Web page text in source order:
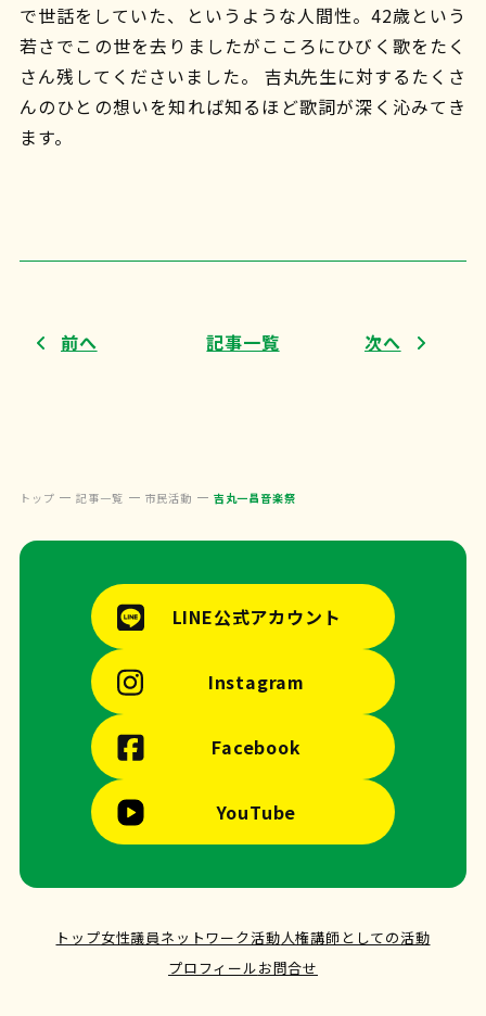
で世話をしていた、というような人間性。42歳という
若さでこの世を去りましたがこころにひびく歌をたく
さん残してくださいました。 吉丸先生に対するたくさ
んのひとの想いを知れば知るほど歌詞が深く沁みてき
ます。
前へ 記事一覧 次へ
トップ 記事一覧 市民活動 吉丸一昌音楽祭
LINE公式アカウント
Instagram
Facebook
YouTube
トップ女性議員ネットワーク活動人権講師としての活動
プロフィールお問合せ